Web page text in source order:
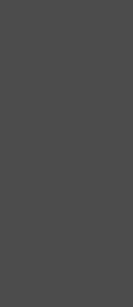
erreicht